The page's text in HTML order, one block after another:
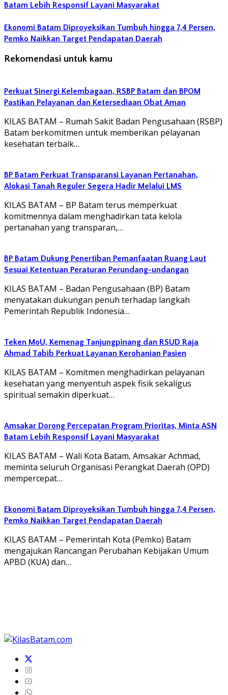
Batam Lebih Responsif Layani Masyarakat
Ekonomi Batam Diproyeksikan Tumbuh hingga 7,4 Persen,
Pemko Naikkan Target Pendapatan Daerah
Rekomendasi untuk kamu
Perkuat Sinergi Kelembagaan, RSBP Batam dan BPOM
Pastikan Pelayanan dan Ketersediaan Obat Aman
KILAS BATAM – Rumah Sakit Badan Pengusahaan (RSBP)
Batam berkomitmen untuk memberikan pelayanan
kesehatan terbaik…
BP Batam Perkuat Transparansi Layanan Pertanahan,
Alokasi Tanah Reguler Segera Hadir Melalui LMS
KILAS BATAM – BP Batam terus memperkuat
komitmennya dalam menghadirkan tata kelola
pertanahan yang transparan,…
BP Batam Dukung Penertiban Pemanfaatan Ruang Laut
Sesuai Ketentuan Peraturan Perundang-undangan
KILAS BATAM – Badan Pengusahaan (BP) Batam
menyatakan dukungan penuh terhadap langkah
Pemerintah Republik Indonesia…
Teken MoU, Kemenag Tanjungpinang dan RSUD Raja
Ahmad Tabib Perkuat Layanan Kerohanian Pasien
KILAS BATAM – Komitmen menghadirkan pelayanan
kesehatan yang menyentuh aspek fisik sekaligus
spiritual semakin diperkuat…
Amsakar Dorong Percepatan Program Prioritas, Minta ASN
Batam Lebih Responsif Layani Masyarakat
KILAS BATAM – Wali Kota Batam, Amsakar Achmad,
meminta seluruh Organisasi Perangkat Daerah (OPD)
mempercepat…
Ekonomi Batam Diproyeksikan Tumbuh hingga 7,4 Persen,
Pemko Naikkan Target Pendapatan Daerah
KILAS BATAM – Pemerintah Kota (Pemko) Batam
mengajukan Rancangan Perubahan Kebijakan Umum
APBD (KUA) dan…